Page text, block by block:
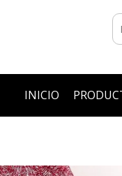
INICIO